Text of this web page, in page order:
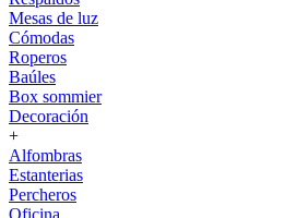
Mesas de luz
Cómodas
Roperos
Baúles
Box sommier
Decoración
+
Alfombras
Estanterias
Percheros
Oficina